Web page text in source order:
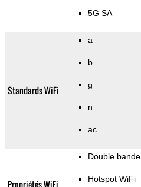
5G SA
Standards WiFi
a
b
g
n
ac
Propriétés WiFi
Double bande
Hotspot WiFi